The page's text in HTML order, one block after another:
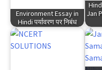
Environment Essay in
Hindi पर्यावरण पर निबंध
Jan